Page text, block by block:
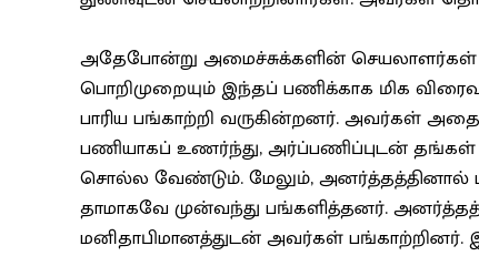
அதேபோன்று அமைச்சுக்களின் செயலாளர்கள்
பொறிமுறையும் இந்தப் பணிக்காக மிக
பாரிய பங்காற்றி வருகின்றனர். அவர்கள்
பணியாகப் உணர்ந்து, அர்ப்பணிப்புடன்
சொல்ல வேண்டும். மேலும், அனர்த்தத்தினால்
தாமாகவே முன்வந்து பங்களித்தனர்.
மனிதாபிமானத்துடன் அவர்கள்